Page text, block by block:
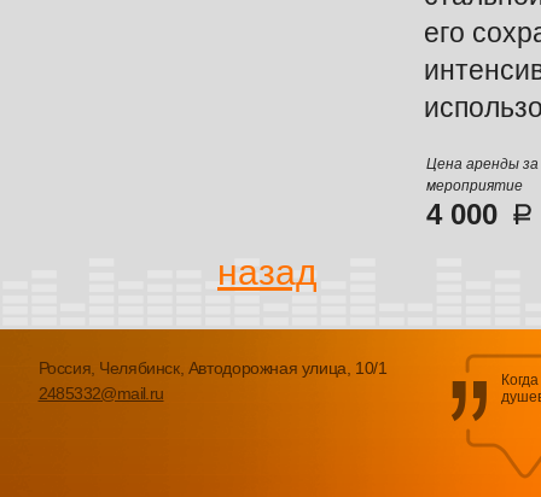
его
Цена аренды за
мероприятие
4 000
назад
Россия, Челябинск, Автодорожная улица, 10/1
2485332@mail.ru